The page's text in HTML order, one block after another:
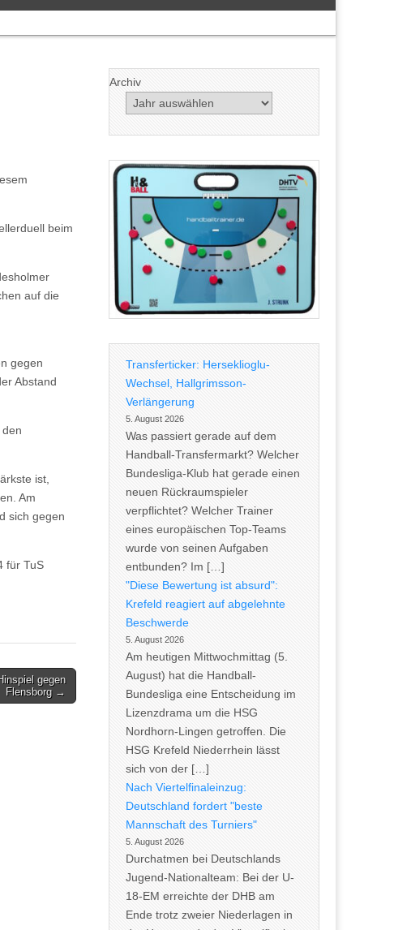
beim
auf die
gegen
Abstand
ist,
Am
sich gegen
für TuS
gegen
Flensborg →
Archiv
Transferticker: Herseklioglu-
Wechsel, Hallgrimsson-
Verlängerung
5. August 2026
Was passiert gerade auf dem
Handball-Transfermarkt? Welcher
Bundesliga-Klub hat gerade einen
neuen Rückraumspieler
verpflichtet? Welcher Trainer
eines europäischen Top-Teams
wurde von seinen Aufgaben
entbunden? Im […]
"Diese Bewertung ist absurd":
Krefeld reagiert auf abgelehnte
Beschwerde
5. August 2026
Am heutigen Mittwochmittag (5.
August) hat die Handball-
Bundesliga eine Entscheidung im
Lizenzdrama um die HSG
Nordhorn-Lingen getroffen. Die
HSG Krefeld Niederrhein lässt
sich von der […]
Nach Viertelfinaleinzug:
Deutschland fordert "beste
Mannschaft des Turniers"
5. August 2026
Durchatmen bei Deutschlands
Jugend-Nationalteam: Bei der U-
18-EM erreichte der DHB am
Ende trotz zweier Niederlagen in